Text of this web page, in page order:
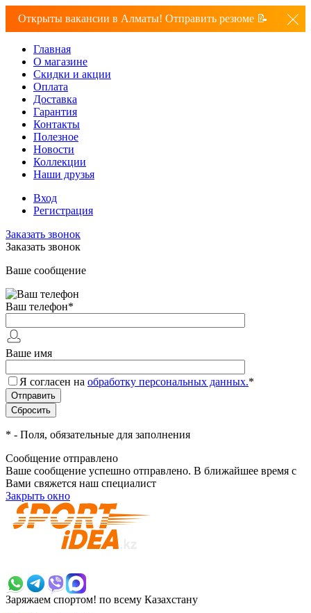
Открыты вакансии в Алматы! Отправить резюме 📝
Главная
О магазине
Скидки и акции
Оплата
Доставка
Гарантия
Контакты
Полезное
Новости
Коллекции
Наши друзья
Вход
Регистрация
Заказать звонок
Заказать звонок
Ваше сообщение
Ваш телефон*
Ваше имя
Я согласен на обработку персональных данных.*
* - Поля, обязательные для заполнения
Сообщение отправлено
Ваше сообщение успешно отправлено. В ближайшее время с
Вами свяжется наш специалист
Закрыть окно
Заряжаем спортом! по всему Казахстану